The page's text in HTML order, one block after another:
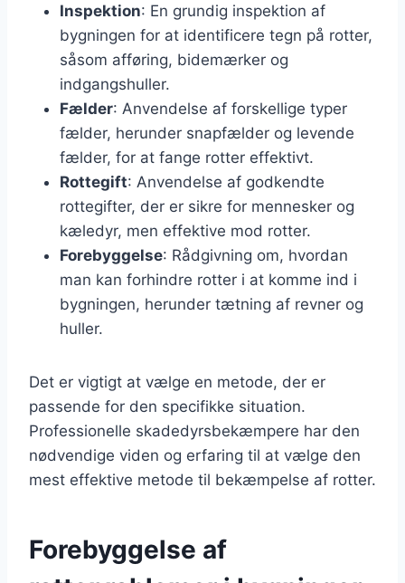
Inspektion: En grundig inspektion af
bygningen for at identificere tegn på rotter,
såsom afføring, bidemærker og
indgangshuller.
Fælder: Anvendelse af forskellige typer
fælder, herunder snapfælder og levende
fælder, for at fange rotter effektivt.
Rottegift: Anvendelse af godkendte
rottegifter, der er sikre for mennesker og
kæledyr, men effektive mod rotter.
Forebyggelse: Rådgivning om, hvordan
man kan forhindre rotter i at komme ind i
bygningen, herunder tætning af revner og
huller.
Det er vigtigt at vælge en metode, der er
passende for den specifikke situation.
Professionelle skadedyrsbekæmpere har den
nødvendige viden og erfaring til at vælge den
mest effektive metode til bekæmpelse af rotter.
Forebyggelse af